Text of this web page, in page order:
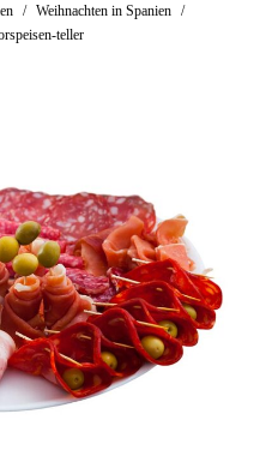
/ Weihnachten in Spanien /
teller